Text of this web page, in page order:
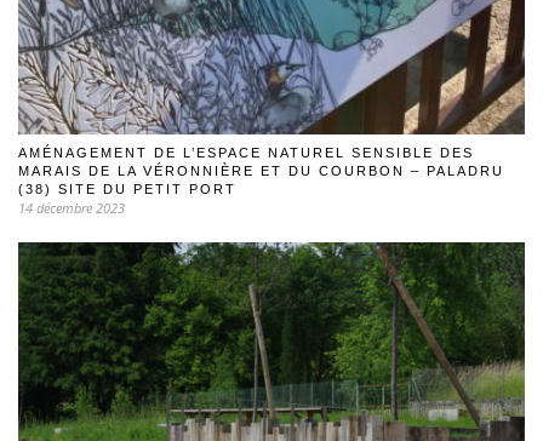
AMÉNAGEMENT DE L’ESPACE NATUREL SENSIBLE DES
MARAIS DE LA VÉRONNIÈRE ET DU COURBON – PALADRU
(38) SITE DU PETIT PORT
14 décembre 2023